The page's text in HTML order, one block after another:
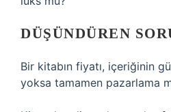
DÜŞÜNDÜREN
Bir kitabın fiyatı, içeriğinin
yoksa tamamen pazarlama